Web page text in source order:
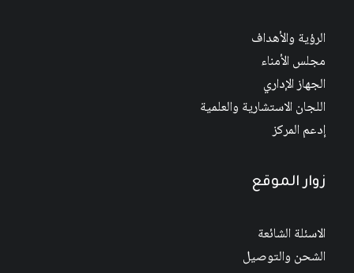
الرؤية والأهداف
مجلس الأمناء
الجهاز الإداري
اللجان الاستشارية والعلمية
إدعم المركز
زوار الموقع
الاسئلة الشائعة
الشحن والتوصيل